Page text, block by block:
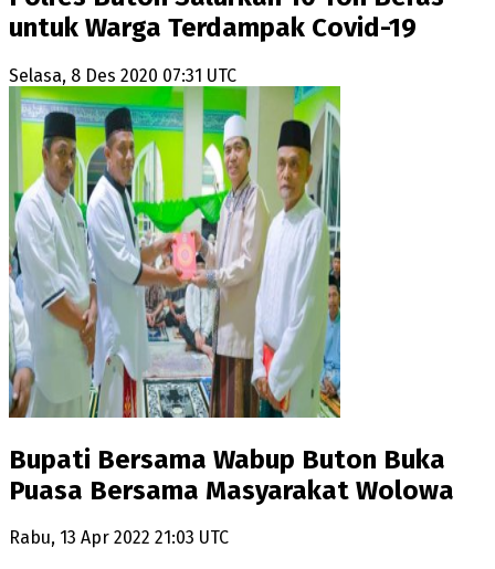
untuk Warga Terdampak Covid-19
Selasa, 8 Des 2020 07:31 UTC
Bupati Bersama Wabup Buton Buka
Puasa Bersama Masyarakat Wolowa
Rabu, 13 Apr 2022 21:03 UTC